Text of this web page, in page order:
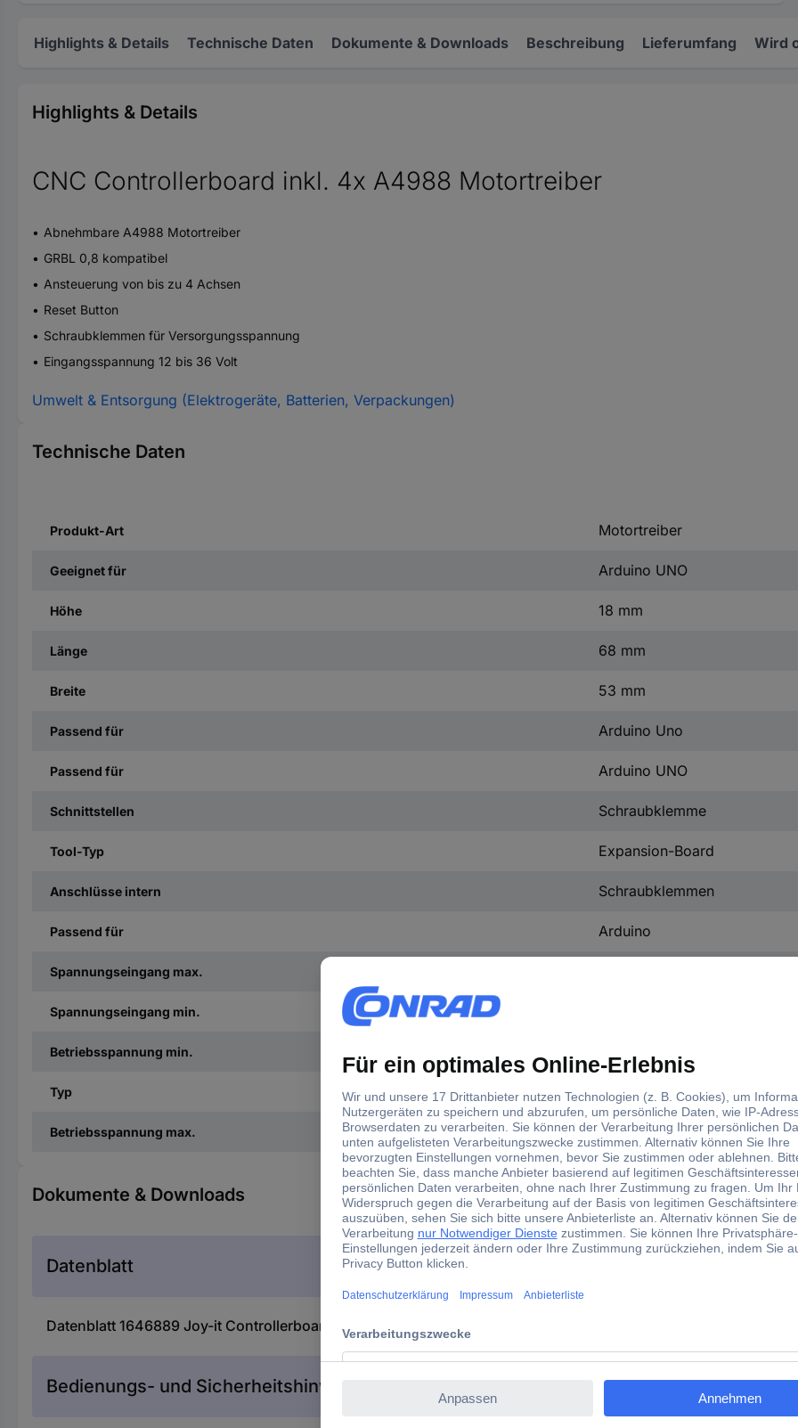
Highlights & Details Technische Daten Dokumente & Downloads Beschreibung Lieferumfang Wird
Highlights & Details
CNC Controllerboard inkl. 4x A4988 Motortreiber
Abnehmbare A4988 Motortreiber
GRBL 0,8 kompatibel
Ansteuerung von bis zu 4 Achsen
Reset Button
Schraubklemmen für Versorgungsspannung
Eingangsspannung 12 bis 36 Volt
Umwelt & Entsorgung (Elektrogeräte, Batterien, Verpackungen)
Technische Daten
Produkt-Art Motortreiber
Geeignet für Arduino UNO
Höhe 18 mm
Länge 68 mm
Breite 53 mm
Passend für Arduino Uno
Passend für Arduino UNO
Schnittstellen Schraubklemme
Tool-Typ Expansion-Board
Anschlüsse intern Schraubklemmen
Passend für Arduino
Spannungseingang max.
Spannungseingang min.
Betriebsspannung min.
Typ Controllerboard CNC
Betriebsspannung max. 36 V
Dokumente & Downloads
Datenblatt
Datenblatt 1646889 Joy-it Controllerboard CNC für Arduino Uno Motortreiber Passend für (Entwicklungskits):
Bedienungs- und Sicherheitshinweise